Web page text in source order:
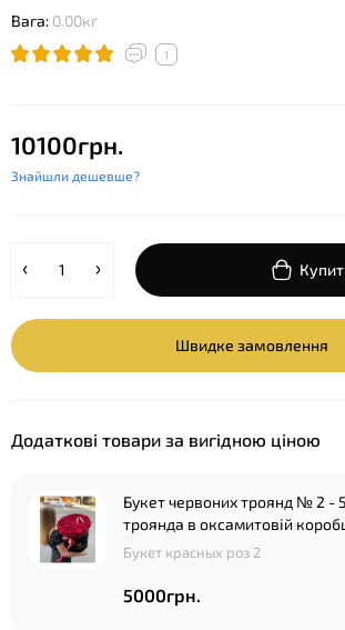
Вага: 0.00кг
1
10100грн.
Знайшли дешевше?
Швидке замовлення
Додаткові товари за вигідною ціною
Букет червоних троянд № 2 -
троянда в оксамитовій
Букет красных роз 2
5000грн.